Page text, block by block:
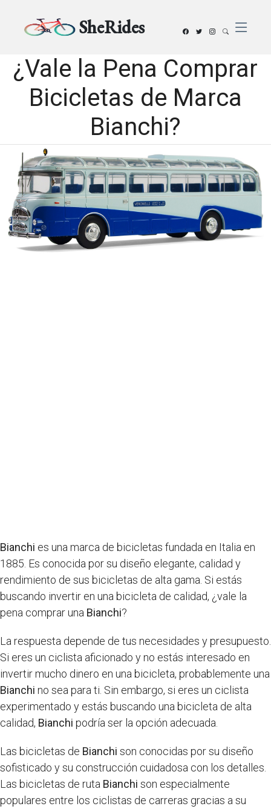
SheRides
¿Vale la Pena Comprar
Bicicletas de Marca
Bianchi?
Bianchi es una marca de bicicletas fundada en Italia en
1885. Es conocida por su diseño elegante, calidad y
rendimiento de sus bicicletas de alta gama. Si estás
buscando invertir en una bicicleta de calidad, ¿vale la
pena comprar una Bianchi?
La respuesta depende de tus necesidades y presupuesto.
Si eres un ciclista aficionado y no estás interesado en
invertir mucho dinero en una bicicleta, probablemente una
Bianchi no sea para ti. Sin embargo, si eres un ciclista
experimentado y estás buscando una bicicleta de alta
calidad, Bianchi podría ser la opción adecuada.
Las bicicletas de Bianchi son conocidas por su diseño
sofisticado y su construcción cuidadosa con los detalles.
Las bicicletas de ruta Bianchi son especialmente
populares entre los ciclistas de carreras gracias a su